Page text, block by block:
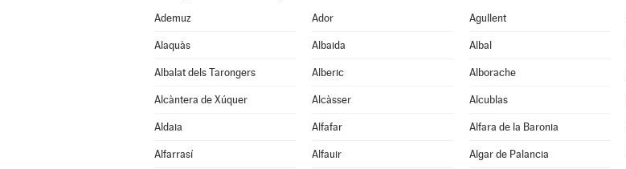
Ademuz Ador Agullent
Alaquàs Albaida Albal
Albalat dels Tarongers Alberic Alborache
Alcàntera de Xúquer Alcàsser Alcublas
Aldaia Alfafar Alfara de la Baronia
Alfarrasí Alfauir Algar de Palancia